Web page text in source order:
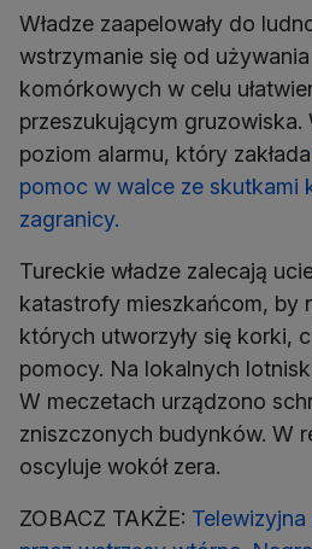
Władze zaapelowały do
wstrzymanie się od
komórkowych w celu
przeszukującym gruzowiska.
poziom alarmu, który zakłada
pomoc w walce ze skutkami
zagranicy.
Tureckie władze zalecają
katastrofy mieszkańcom, by
których utworzyły się korki,
pomocy. Na lokalnych
W meczetach urządzono
zniszczonych budynków. W
oscyluje wokół zera.
ZOBACZ TAKŻE: